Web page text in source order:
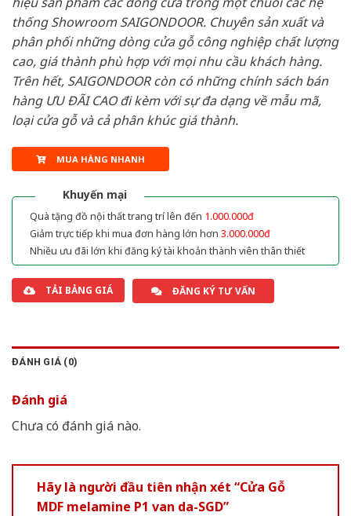
thống Showroom SAIGONDOOR. Chuyên sản xuất và
phân phối những dòng cửa gỗ công nghiệp chất lượng
cao, giá thành phù hợp với mọi nhu cầu khách hàng.
Trên hết, SAIGONDOOR còn có những chính sách bán
hàng ƯU ĐÃI CAO đi kèm với sự đa dạng về mẫu mã,
loại cửa gỗ và cả phân khúc giá thành.
MUA HÀNG NHANH
Khuyến mại
Quà tặng đồ nội thất trang trí lên đến 1.000.000đ
Giảm trực tiếp khi mua đơn hàng lớn hơn 3.000.000đ
Nhiều ưu đãi lớn khi đăng ký tài khoản thành viên thân thiết
TẢI BẢNG GIÁ ĐĂNG KÝ TƯ VẤN
ĐÁNH GIÁ (0)
Đánh giá
Chưa có đánh giá nào.
Hãy là người đầu tiên nhận xét “Cửa Gỗ
MDF melamine P1 van da-SGD”